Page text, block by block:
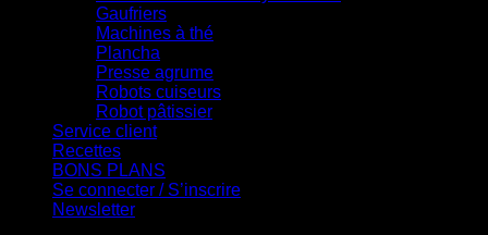
Gaufriers
Machines à thé
Plancha
Presse agrume
Robots cuiseurs
Robot pâtissier
Service client
Recettes
BONS PLANS
Se connecter / S’inscrire
Newsletter